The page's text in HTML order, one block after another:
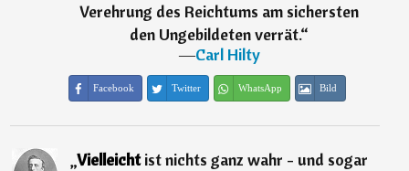
Verehrung des Reichtums am sichersten
den Ungebildeten verrät.“
―Carl Hilty
Facebook Twitter WhatsApp Bild
„Vielleichtist nichts ganz wahr - und sogar